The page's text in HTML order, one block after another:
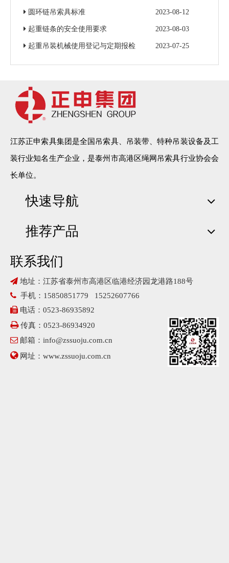
圆环链吊索具标准 2023-08-12
起重链条的安全使用要求 2023-08-03
起重吊装机械使用登记与定期报检 2023-07-25
江苏正申索具集团是全国吊索具、吊装带、特种吊装设备及工
装行业知名生产企业，是泰州市高港区绳网吊索具行业协会会
长单位。
快速导航
推荐产品
联系我们
 地址：江苏省泰州市高港区临港经济园龙港路188号
 手机：15850851779 15252607766
 电话：0523-86935892
传真：0523-86934920
 邮箱： info@zssuoju.com.cn
网址： www.zssuoju.com.cn